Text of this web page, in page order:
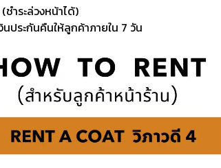
ำระล่วงหน้าได้)
ประกันคืนให้ลูกค้าภายใน 7 วัน